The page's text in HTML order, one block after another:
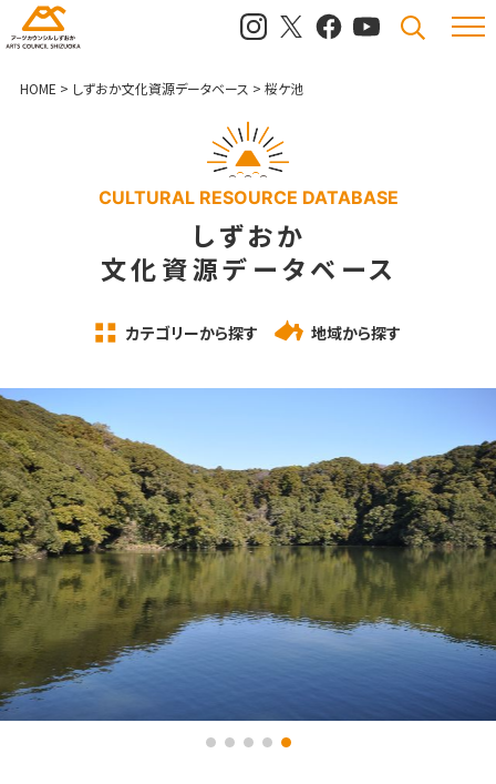
メニュ
検索
HOME > しずおか文化資源データベース > 桜ケ池
CULTURAL RESOURCE DATABASE
しずおか
文化資源データベース
カテゴリーから探す 地域から探す